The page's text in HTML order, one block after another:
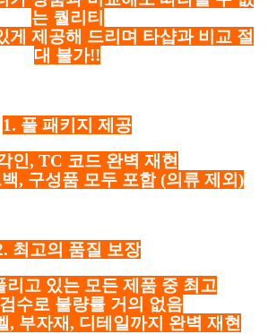
는 퀄리티
게 제공해 드리며 타샵과 비교 절
대 불가!!
1. 풀 패키지 제공
인, TC 코드 완벽 재현
, 구성품 모두 포함 (의류 제외)
최고의 품질 보장
리고 있는 모든 제품 중 최고
수로 불량률 거의 없음
, 부자재, 디테일까지 완벽 재현